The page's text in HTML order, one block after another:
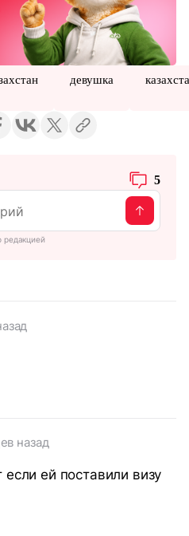
девушка
5
назад
ей поставили визу